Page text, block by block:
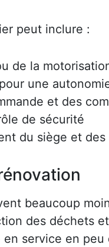
peut inclure :
de la
une
et des
de sécurité
du siège et
beaucoup
des déchets
service en peu